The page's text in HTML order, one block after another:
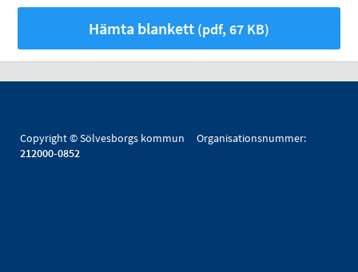
Hämta blankett (pdf, 67 KB)
Copyright © Sölvesborgs kommun Organisationsnummer:
212000-0852